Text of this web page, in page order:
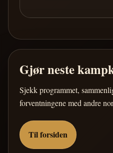
Gjør neste
Sjekk programmet,
forventningene med andre
Til forsiden